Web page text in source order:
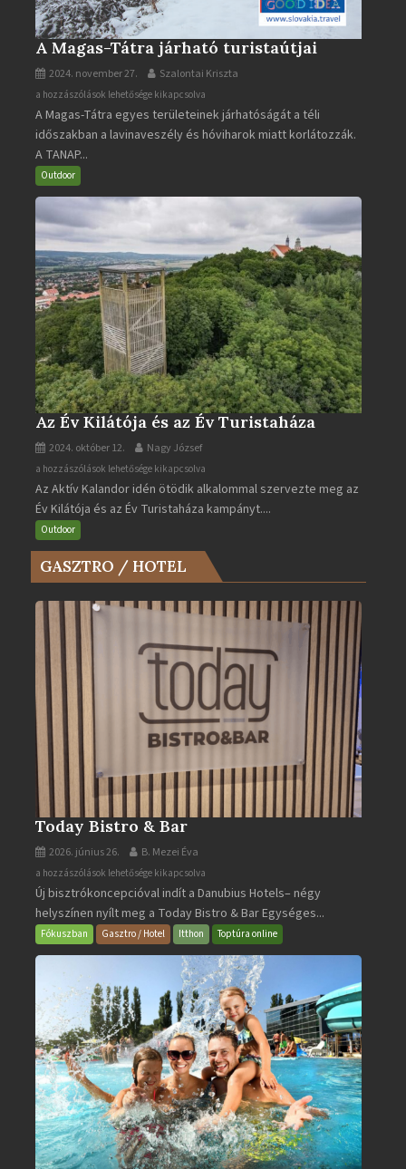
A Magas-Tátra járható turistaútjai
2024. november 27. Szalontai Kriszta
A
Magas-
Tátra
járható
turistaútjai
a hozzászólások lehetősége kikapcsolva
A Magas-Tátra egyes területeinek járhatóságát a téli
időszakban a lavinaveszély és hóviharok miatt korlátozzák.
A TANAP...
Outdoor
Az Év Kilátója és az Év Turistaháza
2024. október 12. Nagy József
Az
Év
Kilátója
és
az
Év
bejegyzéshez
a hozzászólások lehetősége kikapcsolva
Az Aktív Kalandor idén ötödik alkalommal szervezte meg az
Év Kilátója és az Év Turistaháza kampányt....
Outdoor
GASZTRO / HOTEL
Today Bistro & Bar
2026. június 26. B. Mezei Éva
Today
Bistro
&
Bar
bejegyzéshez
a hozzászólások lehetősége kikapcsolva
Új bisztrókoncepcióval indít a Danubius Hotels– négy
helyszínen nyílt meg a Today Bistro & Bar Egységes...
Fókuszban Gasztro / Hotel Itthon Toptúra online